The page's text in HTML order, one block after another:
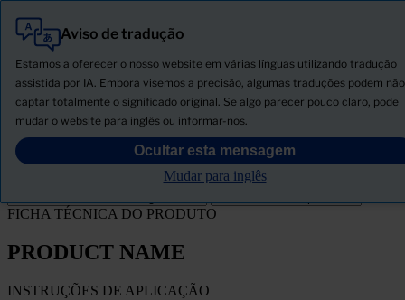
Aviso de tradução
Estamos a oferecer o nosso website em várias línguas utilizando tradução
assistida por IA. Embora visemos a precisão, algumas traduções podem não
captar totalmente o significado original. Se algo parecer pouco claro, pode
mudar o website para inglês ou informar-nos.
Ocultar esta mensagem
Mudar para inglês
Tudo
Produtos
Descarregar ficha de segurança
PRODUCT NAME
FICHA TÉCNICA DO PRODUTO
PRODUCT NAME
INSTRUÇÕES DE APLICAÇÃO